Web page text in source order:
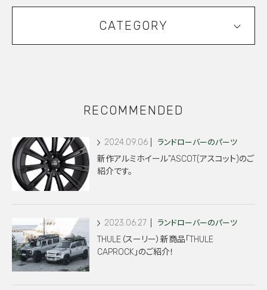
CATEGORY
RECOMMENDED
2024.09.06 ランドローバーのパーツ
新作アルミホイール”ASCOT(アスコット)のご
紹介です。
2023.06.27 ランドローバーのパーツ
THULE（スーリー）新商品「THULE
CAPROCK」のご紹介！